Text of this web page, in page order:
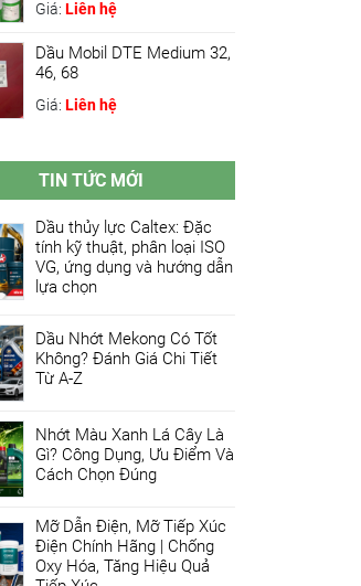
Giá: Liên hệ
Dầu Mobil DTE Medium 32,
46, 68
Giá: Liên hệ
TIN TỨC MỚI
Dầu thủy lực Caltex: Đặc
tính kỹ thuật, phân loại ISO
VG, ứng dụng và hướng dẫn
lựa chọn
Dầu Nhớt Mekong Có Tốt
Không? Đánh Giá Chi Tiết
Từ A-Z
Nhớt Màu Xanh Lá Cây Là
Gì? Công Dụng, Ưu Điểm Và
Cách Chọn Đúng
Mỡ Dẫn Điện, Mỡ Tiếp Xúc
Điện Chính Hãng | Chống
Oxy Hóa, Tăng Hiệu Quả